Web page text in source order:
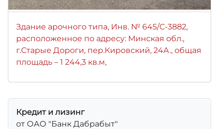
Здание арочного типа, Инв. № 645/С-3882,
расположенное по адресу: Минская обл.,
г.Старые Дороги, пер.Кировский, 24А., общая
площадь – 1 244,3 кв.м,
Кредит и лизинг
от ОАО "Банк Дабрабыт"